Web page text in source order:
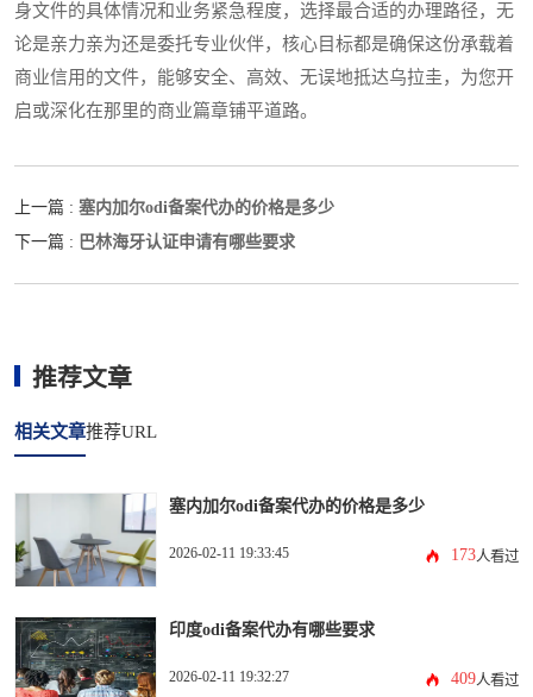
身文件的具体情况和业务紧急程度，选择最合适的办理路径，无
论是亲力亲为还是委托专业伙伴，核心目标都是确保这份承载着
商业信用的文件，能够安全、高效、无误地抵达乌拉圭，为您开
启或深化在那里的商业篇章铺平道路。
上一篇 : 塞内加尔odi备案代办的价格是多少
下一篇 : 巴林海牙认证申请有哪些要求
推荐文章
相关文章推荐URL
塞内加尔odi备案代办的价格是多少
2026-02-11 19:33:45 173人看过
印度odi备案代办有哪些要求
2026-02-11 19:32:27 409人看过